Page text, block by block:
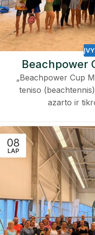
Beachpower
„Beachpower Cup
teniso
azarto ir
08
LAP